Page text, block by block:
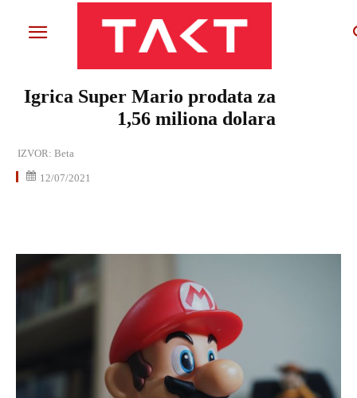
Igrica Super Mario prodata za
1,56 miliona dolara
IZVOR: Beta
12/07/2021